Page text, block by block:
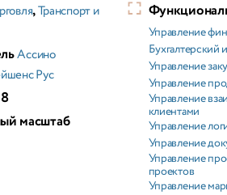
,Транспорт и
Ассино
Рус
масштаб
Управление
Бухгалтерский
Управление
Управление
Управление
клиентами
Управление
Управление
Управление
проектов
Управление